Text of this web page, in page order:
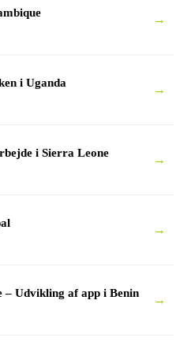
→
i Uganda
→
i Sierra Leone
→
→
Udvikling af app i Benin
→